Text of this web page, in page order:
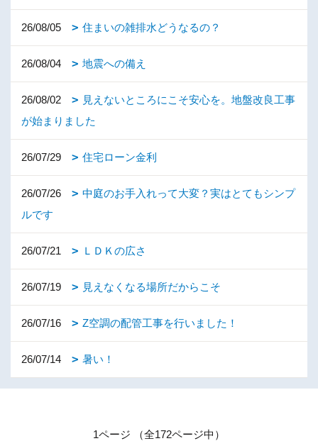
26/08/05 住まいの雑排水どうなるの？
26/08/04 地震への備え
26/08/02
見えないところにこそ安心を。地盤改良工事
が始まりました
26/07/29 住宅ローン金利
26/07/26
中庭のお手入れって大変？実はとてもシンプ
ルです
26/07/21 ＬＤＫの広さ
26/07/19 見えなくなる場所だからこそ
26/07/16 Z空調の配管工事を行いました！
26/07/14 暑い！
1ページ （全172ページ中）